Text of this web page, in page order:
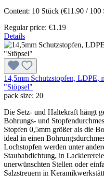
Content: 10 Stück (€11.90 / 100
Regular price: €1.19
Details
14,5mm Schutzstopfen, LDPE,
"Stöpsel"
pack size: 20
Die Setz- und Haltekraft hängt
Bohrungs- und
Stopfen 0,5mm größer als die
ideal in einen
Lochstopfen werden unter
Staubabdichtung, in
unerwünschten Stellen oder
Salzstreuern in